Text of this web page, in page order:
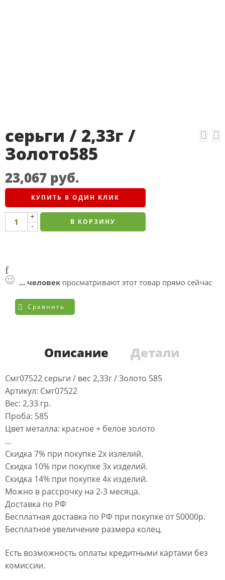
серьги / 2,33г /
Золото585
23,067 руб.
КУПИТЬ В ОДИН КЛИК
+
-
В КОРЗИНУ
... человек просматривают этот товар прямо сейчас
Сравнить
Описание Детали
Смг07522 серьги / вес 2,33г / Золото 585
Артикул: Смг07522
Вес: 2,33 гр.
Проба: 585
Цвет металла: красное + белое золото
…
Скидка 7% при покупке 2х излелий.
Скидка 10% при покупке 3х изделий.
Скидка 14% при покупке 4х изделий.
Можно в рассрочку на 2-3 месяца.
Доставка по РФ
Бесплатная доставка по РФ при покупке от 50000р.
Бесплатное увеличение размера колец.
Есть возможность оплаты кредитными картами без
комиссии.